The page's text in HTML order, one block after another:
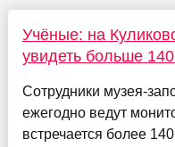
Учёные: на
увидеть больше
Сотрудники музея-
ежегодно ведут
встречается более